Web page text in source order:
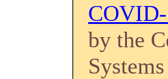
by the